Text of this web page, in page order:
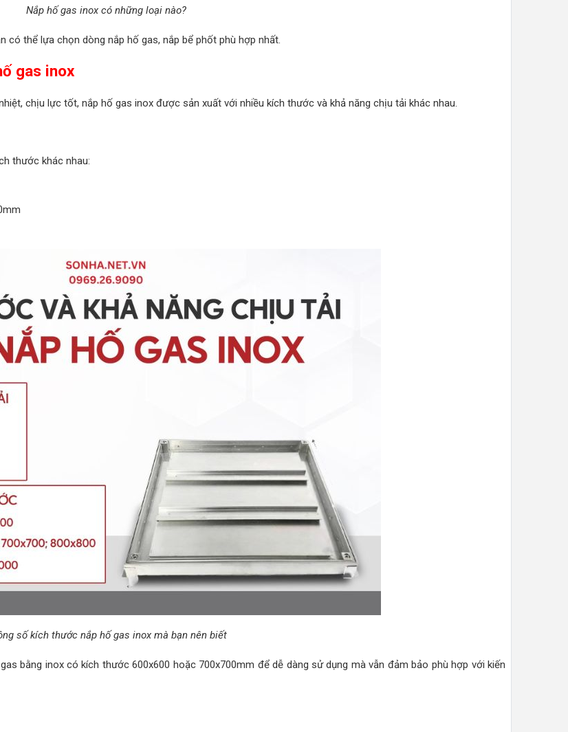
Nắp hố gas inox có những loại nào?
có thể lựa chọn dòng nắp hố gas, nắp bể phốt phù hợp nhất.
gas inox
chịu lực tốt, nắp hố gas inox được sản xuất với nhiều kích thước và khả năng chịu tải khác nhau.
thước khác nhau:
số kích thước nắp hố gas inox mà bạn nên biết
bằng inox có kích thước 600x600 hoặc 700x700mm để dễ dàng sử dụng mà vẫn đảm bảo phù hợp với kiến